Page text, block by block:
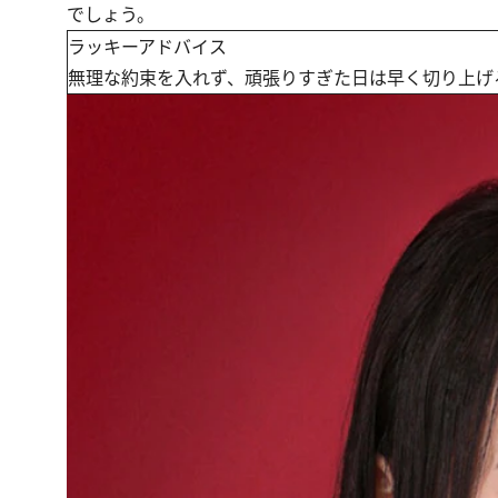
でしょう。
ラッキーアドバイス
無理な約束を入れず、頑張りすぎた日は早く切り上